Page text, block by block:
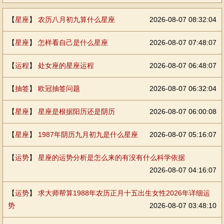
【星座】 农历八月初九算什么星座 2026-08-07 08:32:04
【星座】 怎样看自己是什么星座 2026-08-07 07:48:07
【运程】 处女座的星座运程 2026-08-07 06:48:07
【抽签】 欧冠抽签问题 2026-08-07 06:32:04
【星座】 星座是根据阳历还是阴历 2026-08-07 06:00:08
【星座】 1987年阴历九月初九是什么星座 2026-08-07 05:16:07
【运势】 星座的运势分析是怎么来的有没有什么科学依据
2026-08-07 04:16:07
【运势】 求大师帮算1988年农历正月十五出生女性2026年详细运
势
2026-08-07 03:48:10